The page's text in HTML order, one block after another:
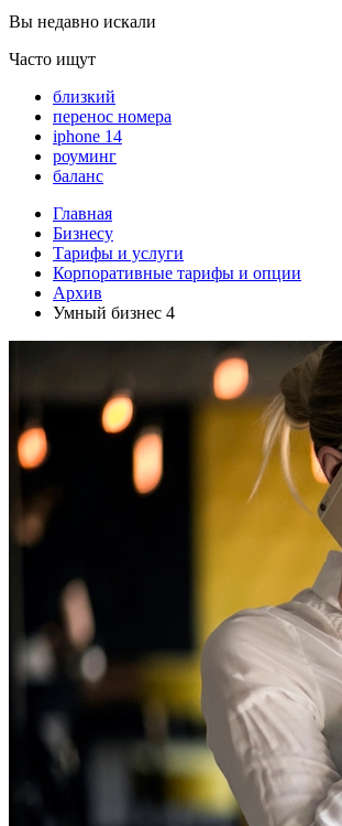
Вы недавно искали
Часто ищут
близкий
перенос номера
iphone 14
роуминг
баланс
Главная
Бизнесу
Тарифы и услуги
Корпоративные тарифы и опции
Архив
Умный бизнес 4